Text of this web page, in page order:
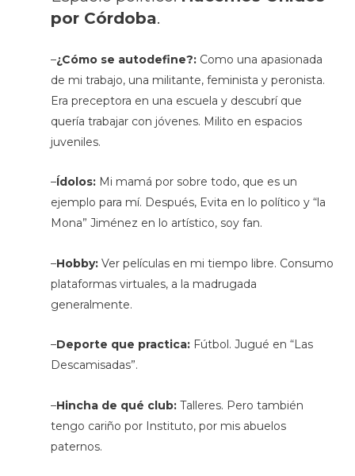
por Córdoba.
–¿Cómo se autodefine?:Como una apasionada
de mi trabajo, una militante, feminista y peronista.
Era preceptora en una escuela y descubrí que
quería trabajar con jóvenes. Milito en espacios
juveniles.
–Ídolos: Mi mamá por sobre todo, que es un
ejemplo para mí. Después, Evita en lo político y “la
Mona” Jiménez en lo artístico, soy fan.
–Hobby:Ver películas en mi tiempo libre. Consumo
plataformas virtuales, a la madrugada
generalmente.
–Deporte que practica:Fútbol. Jugué en “Las
Descamisadas”.
–Hincha de qué club:Talleres. Pero también
tengo cariño por Instituto, por mis abuelos
paternos.